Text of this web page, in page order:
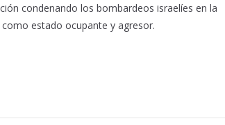
condenando los bombardeos israelíes en la
estado ocupante y agresor.